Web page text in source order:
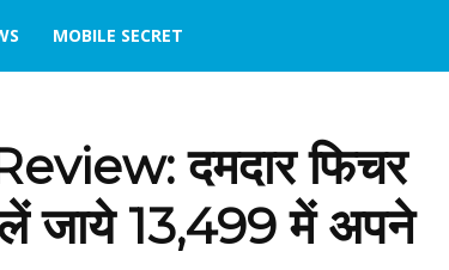
MOBILE SECRET
दमदार फिचर
लें जाये 13,499 में अपने